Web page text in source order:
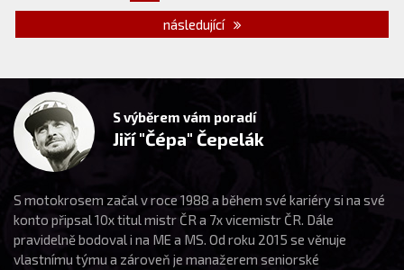
následující
S výběrem vám poradí
Jiří "Čépa" Čepelák
S motokrosem začal v roce 1988 a během své kariéry si na své
konto připsal 10x titul mistr ČR a 7x vicemistr ČR. Dále
pravidelně bodoval i na ME a MS. Od roku 2015 se věnuje
vlastnímu týmu a zároveň je manažerem seniorské